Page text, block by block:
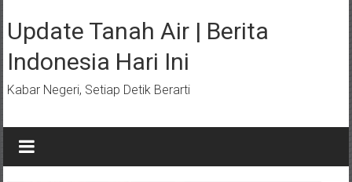
ke
konten
Update Tanah Air | Berita
Indonesia Hari Ini
Kabar Negeri, Setiap Detik Berarti